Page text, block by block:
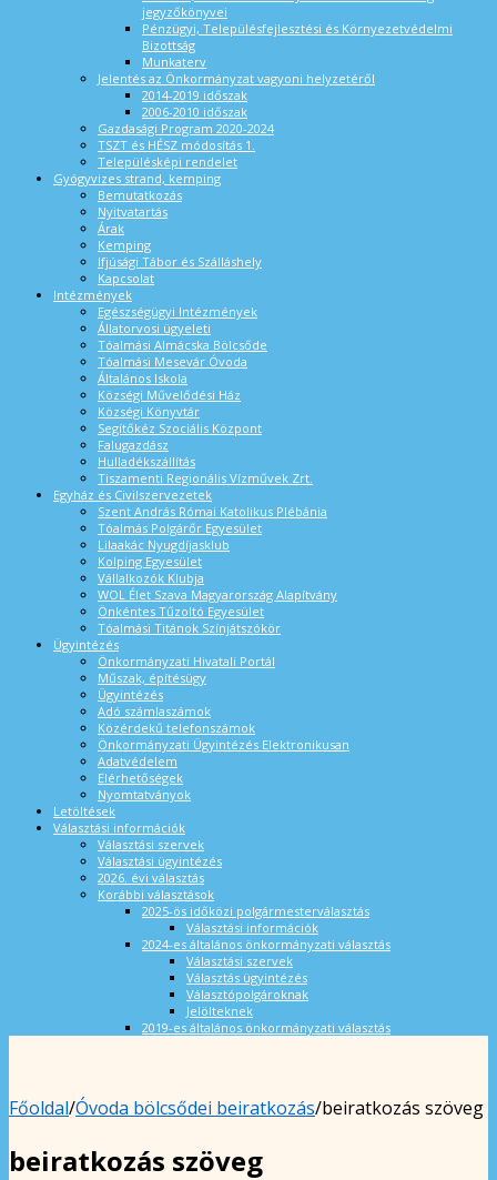
jegyzőkönyvei
Pénzügyi, Településfejlesztési és Környezetvédelmi
Bizottság
Munkaterv
Jelentés az Önkormányzat vagyoni helyzetéről
2014-2019 időszak
2006-2010 időszak
Gazdasági Program 2020-2024
TSZT és HÉSZ módosítás 1.
Településképi rendelet
Gyógyvizes strand, kemping
Bemutatkozás
Nyitvatartás
Árak
Kemping
Ifjúsági Tábor és Szálláshely
Kapcsolat
Intézmények
Egészségügyi Intézmények
Állatorvosi ügyeleti
Tóalmási Almácska Bölcsőde
Tóalmási Mesevár Óvoda
Általános Iskola
Községi Művelődési Ház
Községi Könyvtár
Segítőkéz Szociális Központ
Falugazdász
Hulladékszállítás
Tiszamenti Regionális Vízművek Zrt.
Egyház és Civilszervezetek
Szent András Római Katolikus Plébánia
Tóalmás Polgárőr Egyesület
Lilaakác Nyugdíjasklub
Kolping Egyesület
Vállalkozók Klubja
WOL Élet Szava Magyarország Alapítvány
Önkéntes Tűzoltó Egyesület
Tóalmási Titánok Színjátszókör
Ügyintézés
Önkormányzati Hivatali Portál
Műszak, építésügy
Ügyintézés
Adó számlaszámok
Közérdekű telefonszámok
Önkormányzati Ügyintézés Elektronikusan
Adatvédelem
Elérhetőségek
Nyomtatványok
Letöltések
Választási információk
Választási szervek
Választási ügyintézés
2026. évi választás
Korábbi választások
2025-ös időközi polgármesterválasztás
Választási információk
2024-es általános önkormányzati választás
Választási szervek
Választás ügyintézés
Választópolgároknak
Jelölteknek
2019-es általános önkormányzati választás
Főoldal/Óvoda bölcsődei beiratkozás/beiratkozás szöveg
beiratkozás szöveg